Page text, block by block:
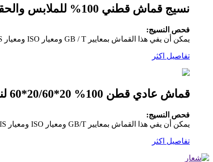
نسيج قماش قطني 100% للملابس والحقائب والقبعات الخارجية
فحص النسيج:
يمكن أن يفي هذا القماش بمعايير GB / T ومعيار ISO ومعيار JIS ومعيار الولايات المتحدة. سيتم فحص جميع الأقمشة بنسبة 100 بالمائة قبل الشحن وفقًا لمعايير النظام الأمريكي ذو الأربع نقاط.
تفاصيل اكثر
قماش عادي قطن 100% 20*20/60*60 لنسيج الجيب ونسيج البطانة
فحص النسيج:
يمكن أن يفي هذا القماش بمعايير GB/T ومعيار ISO ومعيار JIS ومعيار الولايات المتحدة.سيتم فحص جميع الأقمشة بنسبة 100 بالمائة قبل الشحن وفقًا لمعيار النظام الأمريكي ذو النقاط الأربع.
تفاصيل اكثر